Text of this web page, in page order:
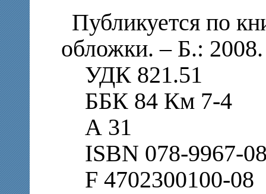
Публикуется по
обложки. – Б.: 2008.
УДК 821.51
ББК 84 Км 7-4
А 31
ISBN 078-9967-
F 4702300100-08